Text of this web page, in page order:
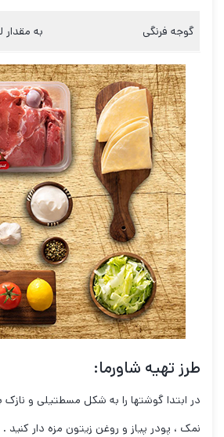
گوجه فرنگی به مقدار
طرز تهیه شاورما:
در ابتدا گوشتها را به شکل مسطتیلی و نازک
نمک ، پودر پیاز و روغن زیتون مزه دار